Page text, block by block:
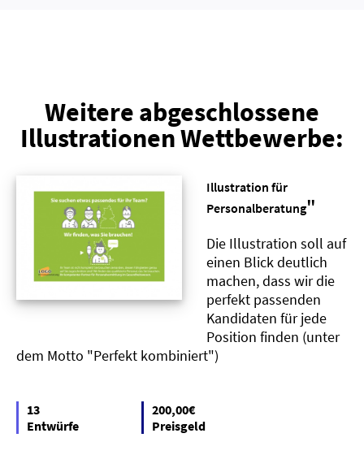
Weitere abgeschlossene
Illustrationen Wettbewerbe:
Illustration für
Personalberatung"
Die Illustration soll auf
einen Blick deutlich
machen, dass wir die
perfekt passenden
Kandidaten für jede
Position finden (unter
dem Motto "Perfekt kombiniert")
13
Entwürfe
200,00€
Preisgeld